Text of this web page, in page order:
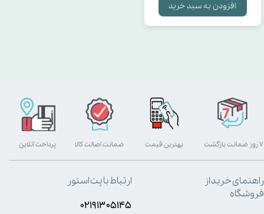
افزودن به سبد خرید
بهترین قیمت پرداخت آنلاین ۷ روز ضمانت بازگشت ضمانت اصالت کالا
راهنمای خرید از
فروشگاه
ارتباط با پت استور
۰۲۱۹۱۳۰۵۱۴۵